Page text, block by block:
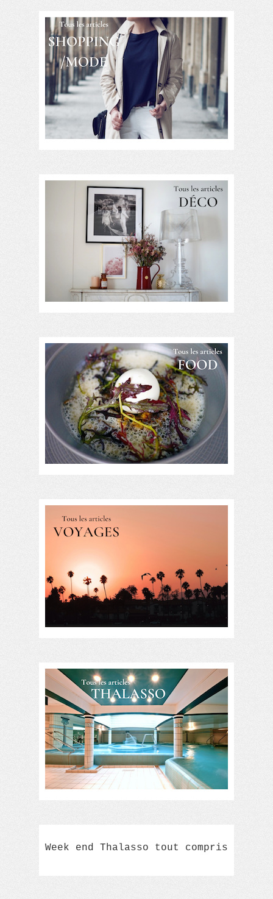
Week end Thalasso tout compris